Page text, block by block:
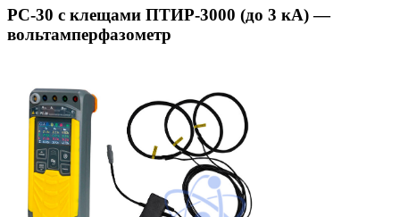
РС-30 с клещами ПТИР-3000 (до 3 кА) —
вольтамперфазометр